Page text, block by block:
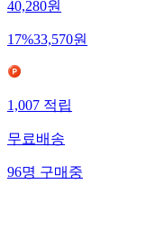
40,280원
17%33,570원
1,007적립
무료배송
96명구매중